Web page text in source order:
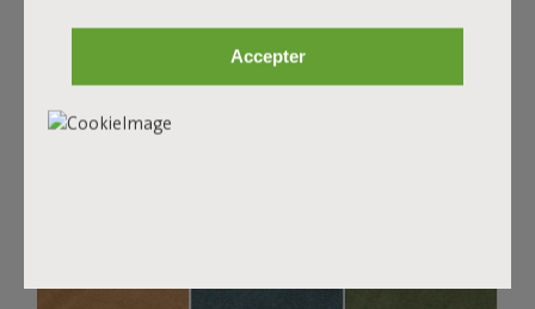
Accepter
Commande tes échantillons de tissu